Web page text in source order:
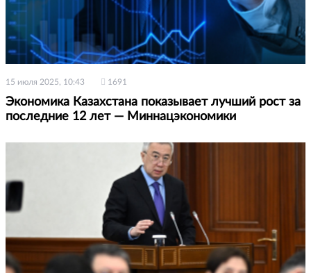
15 июля 2025, 10:43 1691
Экономика Казахстана показывает лучший рост за
последние 12 лет — Миннацэкономики